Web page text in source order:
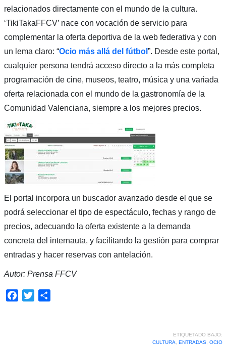
relacionados directamente con el mundo de la cultura.
‘TikiTakaFFCV’ nace con vocación de servicio para
complementar la oferta deportiva de la web federativa y con
un lema claro: “Ocio más allá del fútbol ”. Desde este portal,
cualquier persona tendrá acceso directo a la más completa
programación de cine, museos, teatro, música y una variada
oferta relacionada con el mundo de la gastronomía de la
Comunidad Valenciana, siempre a los mejores precios.
El portal incorpora un buscador avanzado desde el que se
podrá seleccionar el tipo de espectáculo, fechas y rango de
precios, adecuando la oferta existente a la demanda
concreta del internauta, y facilitando la gestión para comprar
entradas y hacer reservas con antelación.
Autor: Prensa FFCV
Facebook
Twitter
ETIQUETADO BAJO:
CULTURA, ENTRADAS, OCIO